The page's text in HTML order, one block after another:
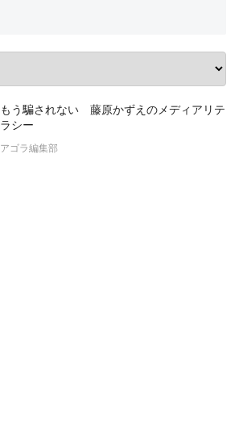
もう騙されない 藤原かずえのメディアリテ
ラシー
アゴラ編集部